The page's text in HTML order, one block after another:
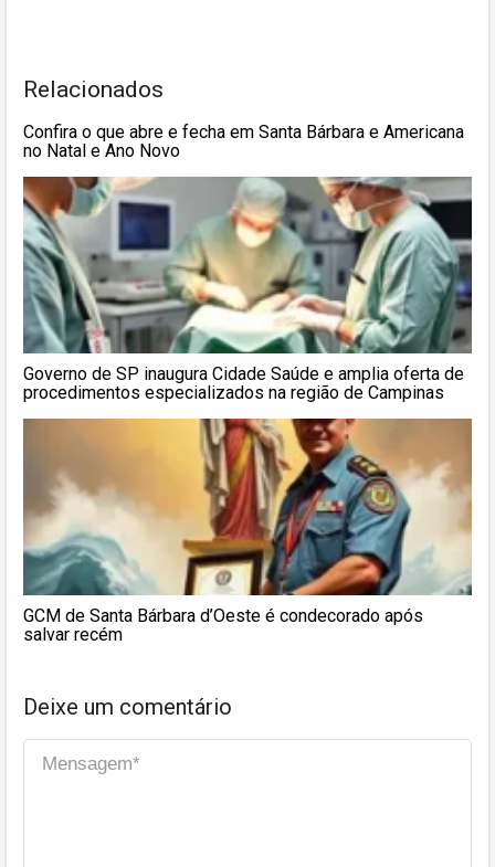
Relacionados
Confira o que abre e fecha em Santa Bárbara e Americana
no Natal e Ano Novo
Governo de SP inaugura Cidade Saúde e amplia oferta de
procedimentos especializados na região de Campinas
GCM de Santa Bárbara d’Oeste é condecorado após
salvar recém
Deixe um comentário